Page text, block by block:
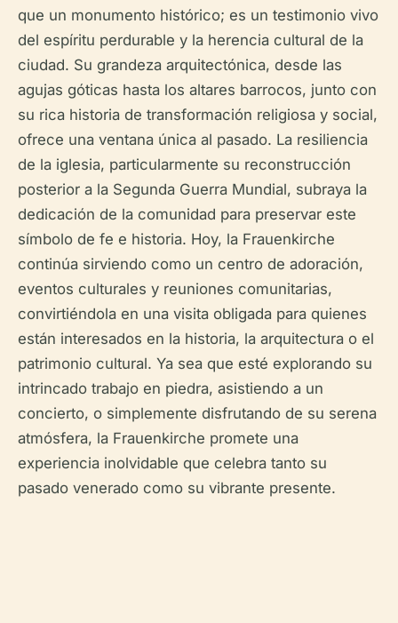
que un monumento histórico; es un testimonio vivo
del espíritu perdurable y la herencia cultural de la
ciudad. Su grandeza arquitectónica, desde las
agujas góticas hasta los altares barrocos, junto con
su rica historia de transformación religiosa y social,
ofrece una ventana única al pasado. La resiliencia
de la iglesia, particularmente su reconstrucción
posterior a la Segunda Guerra Mundial, subraya la
dedicación de la comunidad para preservar este
símbolo de fe e historia. Hoy, la Frauenkirche
continúa sirviendo como un centro de adoración,
eventos culturales y reuniones comunitarias,
convirtiéndola en una visita obligada para quienes
están interesados en la historia, la arquitectura o el
patrimonio cultural. Ya sea que esté explorando su
intrincado trabajo en piedra, asistiendo a un
concierto, o simplemente disfrutando de su serena
atmósfera, la Frauenkirche promete una
experiencia inolvidable que celebra tanto su
pasado venerado como su vibrante presente.